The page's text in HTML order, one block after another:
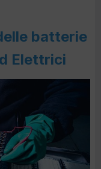
batterie
Elettrici